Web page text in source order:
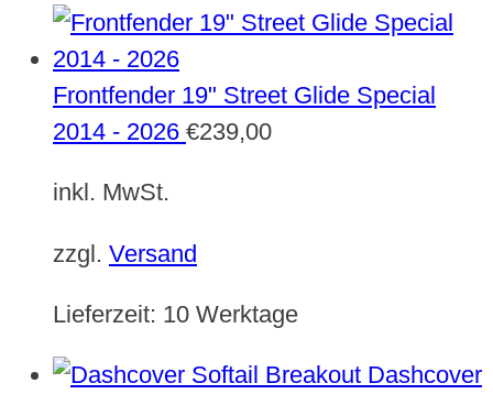
Frontfender 19" Street Glide Special
2014 - 2026 €239,00
inkl. MwSt.
zzgl. Versand
Lieferzeit: 10 Werktage
Dashcover